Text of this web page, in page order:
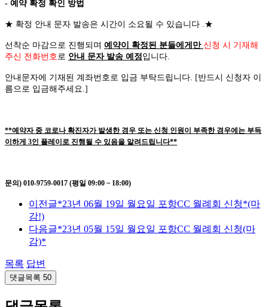
- 예약 확정 확인 방법
★ 확정 안내 문자 발송은 시간이 소요될 수 있습니다 .★
선착순 마감으로 진행되며 예약이 확정된 분들에게만 신청 시 기재해
주신 전화번호로 안내 문자 발송 예정입니다.
안내문자에 기재된 계좌번호로 입금 부탁드립니다. [반드시 신청자 이
름으로 입금해주세요.]
**예약자 중 코로나 확진자가 발생한 경우 또는 신청 인원이 부족한 경우에는 부득
이하게 3인 플레이로 진행될 수 있음을 알려드립니다**
문의) 010-9759-0017 (평일 09:00 ~ 18:00)
이전글*23년 06월 19일 월요일 포항CC 월례회 신청*(마
감!)
다음글*23년 05월 15일 월요일 포항CC 월례회 신청(마
감)*
목록 답변
댓글목록 50